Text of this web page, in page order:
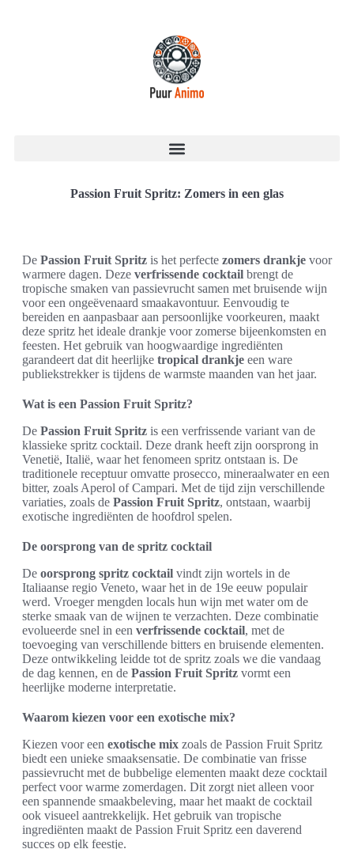
Passion Fruit Spritz: Zomers in een glas
De Passion Fruit Spritz is het perfecte zomers drankje voor
warmere dagen. Deze verfrissende cocktail brengt de
tropische smaken van passievrucht samen met bruisende wijn
voor een ongeëvenaard smaakavontuur. Eenvoudig te
bereiden en aanpasbaar aan persoonlijke voorkeuren, maakt
deze spritz het ideale drankje voor zomerse bijeenkomsten en
feesten. Het gebruik van hoogwaardige ingrediënten
garandeert dat dit heerlijke tropical drankje een ware
publiekstrekker is tijdens de warmste maanden van het jaar.
Wat is een Passion Fruit Spritz?
De Passion Fruit Spritz is een verfrissende variant van de
klassieke spritz cocktail. Deze drank heeft zijn oorsprong in
Venetië, Italië, waar het fenomeen spritz ontstaan is. De
traditionele receptuur omvatte prosecco, mineraalwater en een
bitter, zoals Aperol of Campari. Met de tijd zijn verschillende
variaties, zoals de Passion Fruit Spritz, ontstaan, waarbij
exotische ingrediënten de hoofdrol spelen.
De oorsprong van de spritz cocktail
De oorsprong spritz cocktail vindt zijn wortels in de
Italiaanse regio Veneto, waar het in de 19e eeuw populair
werd. Vroeger mengden locals hun wijn met water om de
sterke smaak van de wijnen te verzachten. Deze combinatie
evolueerde snel in een verfrissende cocktail, met de
toevoeging van verschillende bitters en bruisende elementen.
Deze ontwikkeling leidde tot de spritz zoals we die vandaag
de dag kennen, en de Passion Fruit Spritz vormt een
heerlijke moderne interpretatie.
Waarom kiezen voor een exotische mix?
Kiezen voor een exotische mix zoals de Passion Fruit Spritz
biedt een unieke smaaksensatie. De combinatie van frisse
passievrucht met de bubbelige elementen maakt deze cocktail
perfect voor warme zomerdagen. Dit zorgt niet alleen voor
een spannende smaakbeleving, maar het maakt de cocktail
ook visueel aantrekkelijk. Het gebruik van tropische
ingrediënten maakt de Passion Fruit Spritz een daverend
succes op elk feestje.